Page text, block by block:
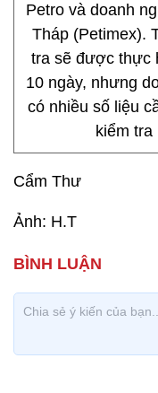
Petro và doanh
Tháp (Petimex).
tra sẽ được thực
10 ngày, nhưng
có nhiều số liệu
kiểm
Cẩm Thư
Ảnh: H.T